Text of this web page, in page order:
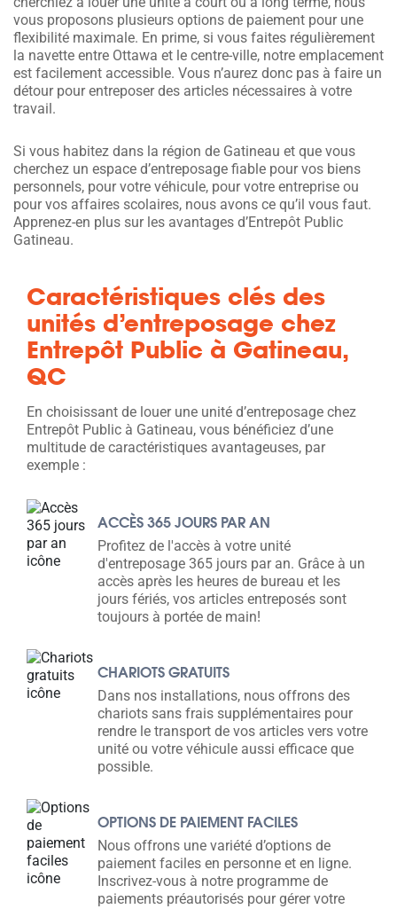
vous proposons plusieurs options de paiement pour une
flexibilité maximale. En prime, si vous faites régulièrement
la navette entre Ottawa et le centre-ville, notre emplacement
est facilement accessible. Vous n’aurez donc pas à faire un
détour pour entreposer des articles nécessaires à votre
travail.
Si vous habitez dans la région de Gatineau et que vous
cherchez un espace d’entreposage fiable pour vos biens
personnels, pour votre véhicule, pour votre entreprise ou
pour vos affaires scolaires, nous avons ce qu’il vous faut.
Apprenez-en plus sur les avantages d’Entrepôt Public
Gatineau.
Caractéristiques clés des
unités d’entreposage chez
Entrepôt Public à Gatineau,
QC
En choisissant de louer une unité d’entreposage chez
Entrepôt Public à Gatineau, vous bénéficiez d’une
multitude de caractéristiques avantageuses, par
exemple :
ACCÈS 365 JOURS PAR AN
Profitez de l'accès à votre unité
d'entreposage 365 jours par an. Grâce à un
accès après les heures de bureau et les
jours fériés, vos articles entreposés sont
toujours à portée de main!
CHARIOTS GRATUITS
Dans nos installations, nous offrons des
chariots sans frais supplémentaires pour
rendre le transport de vos articles vers votre
unité ou votre véhicule aussi efficace que
possible.
OPTIONS DE PAIEMENT FACILES
Nous offrons une variété d’options de
paiement faciles en personne et en ligne.
Inscrivez-vous à notre programme de
paiements préautorisés pour gérer votre